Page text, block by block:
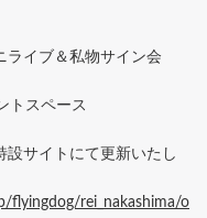
ライブ＆私物サイン会
トスペース
設サイトにて更新いたし
flyingdog/rei_nakashima/o